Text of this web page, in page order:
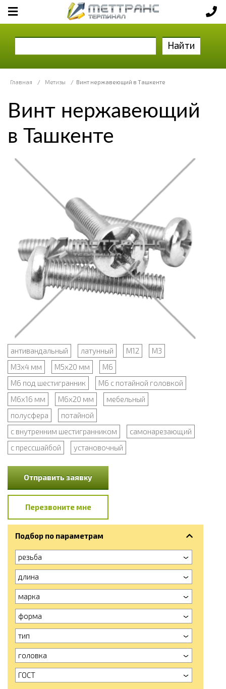
Найти
Главная / Метизы / Винт нержавеющий в Ташкенте
Винт нержавеющий
в Ташкенте
антивандальный латунный М12
М3
М3х4 мм
М5х20 мм
М6
М6 под шестигранник
М6 с потайной головкой
М6х16 мм
М6х20 мм
мебельный
полусфера
потайной
с внутренним шестигранником
самонарезающий
с прессшайбой
установочный
Отправить заявку
Перезвоните мне
Подбор по параметрам
резьба
длина
марка
форма
тип
головка
ГОСТ